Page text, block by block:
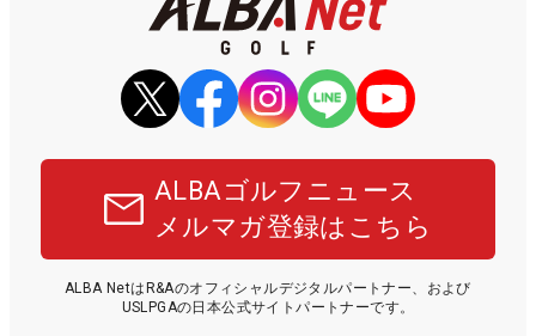
ALBAゴルフニュース
メルマガ登録はこちら
ALBA NetはR&Aのオフィシャルデジタルパートナー、および
USLPGAの日本公式サイトパートナーです。